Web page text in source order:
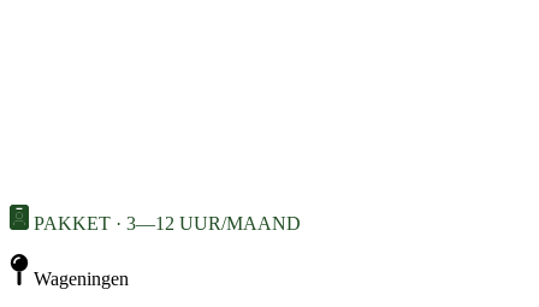
PAKKET · 3—12 UUR/MAAND
Wageningen